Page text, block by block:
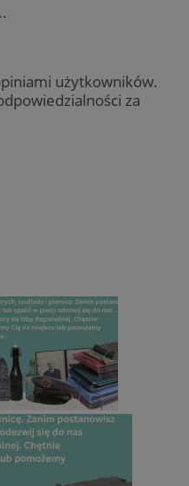
użytkowników.
za